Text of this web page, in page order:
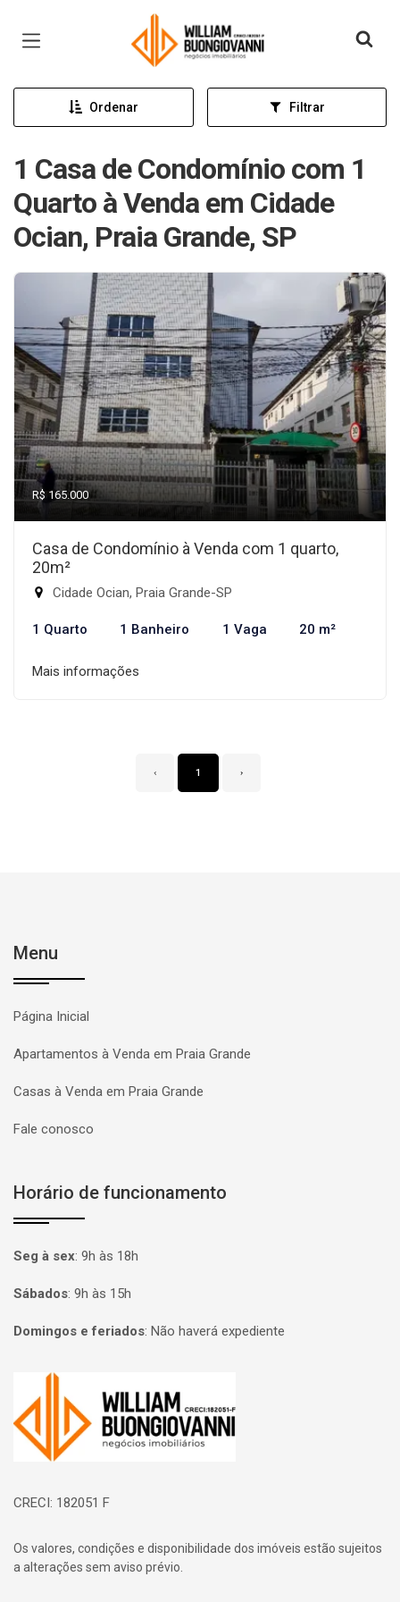
Página inicial
Ordenar Filtrar
1 Casa de Condomínio com 1
Quarto à Venda em Cidade
Ocian, Praia Grande, SP
R$ 165.000
Casa de Condomínio à Venda com 1 quarto,
20m²
Cidade Ocian, Praia Grande-SP
1 Quarto 1 Banheiro 1 Vaga 20 m²
Mais informações
‹ 1 ›
Menu
Página Inicial
Apartamentos à Venda em Praia Grande
Casas à Venda em Praia Grande
Fale conosco
Horário de funcionamento
Seg à sex: 9h às 18h
Sábados: 9h às 15h
Domingos e feriados: Não haverá expediente
Página inicial
CRECI: 182051 F
Os valores, condições e disponibilidade dos imóveis estão sujeitos
a alterações sem aviso prévio.